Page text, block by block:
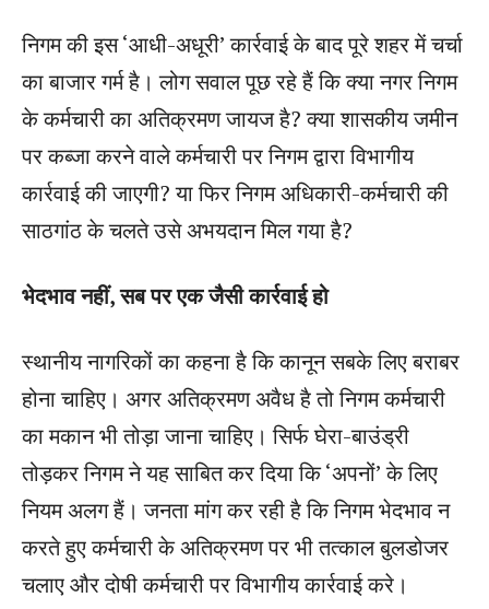
निगम की इस ‘आधी-अधूरी’ कार्रवाई के बाद पूरे शहर में चर्चा
का बाजार गर्म है। लोग सवाल पूछ रहे हैं कि क्या नगर निगम
के कर्मचारी का अतिक्रमण जायज है? क्या शासकीय जमीन
पर कब्जा करने वाले कर्मचारी पर निगम द्वारा विभागीय
कार्रवाई की जाएगी? या फिर निगम अधिकारी-कर्मचारी की
साठगांठ के चलते उसे अभयदान मिल गया है?
भेदभाव नहीं, सब पर एक जैसी कार्रवाई हो
स्थानीय नागरिकों का कहना है कि कानून सबके लिए बराबर
होना चाहिए। अगर अतिक्रमण अवैध है तो निगम कर्मचारी
का मकान भी तोड़ा जाना चाहिए। सिर्फ घेरा-बाउंड्री
तोड़कर निगम ने यह साबित कर दिया कि ‘अपनों’ के लिए
नियम अलग हैं। जनता मांग कर रही है कि निगम भेदभाव न
करते हुए कर्मचारी के अतिक्रमण पर भी तत्काल बुलडोजर
चलाए और दोषी कर्मचारी पर विभागीय कार्रवाई करे।